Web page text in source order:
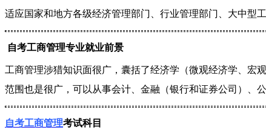
适应国家和地方各级经济管理部门、行业管理部门、大中型
自考工商管理专业就业前景
工商管理涉猎知识面很广，囊括了经济学（微观经济学、宏
范围也是很广，可以从事会计、金融（银行和证券公司）、
自考工商管理考试科目